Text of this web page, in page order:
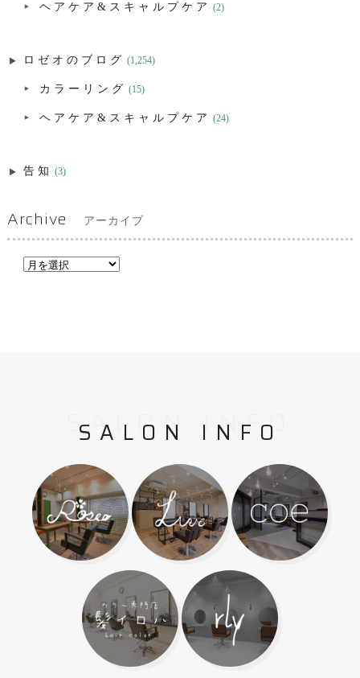
ヘアケア&スキャルプケア (2)
ロゼオのブログ (1,254)
カラーリング (15)
ヘアケア&スキャルプケア (24)
告知 (3)
Archive アーカイブ
SALON INFO
SALON INFO